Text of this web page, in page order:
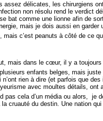
délicates, les chirurgiens
non résolu rend le verdict
bat comme une lionne afin de
mais je dois aussi en garder
c’est peanuts à côté de ce
mais dans le cœur, il y a
enfants belges, mais
rien à dire (et parfois que
avec moultes détails,
pas cela d’un média ou alors,
cruauté du destin. Une nation